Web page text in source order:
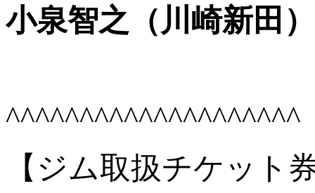
小泉智之（川崎新田）
^^^^^^^^^^^^^^^^^^^^
【ジム取扱チケット